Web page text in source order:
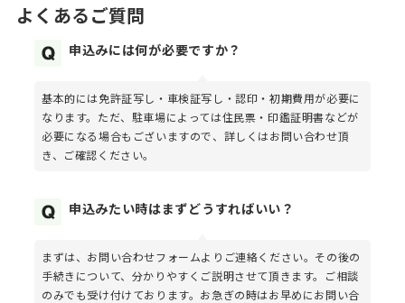
よくあるご質問
申込みには何が必要ですか？
基本的には免許証写し・車検証写し・認印・初期費用が必要に
なります。ただ、駐車場によっては住民票・印鑑証明書などが
必要になる場合もございますので、詳しくはお問い合わせ頂
き、ご確認ください。
申込みたい時はまずどうすればいい？
まずは、お問い合わせフォームよりご連絡ください。その後の
手続きについて、分かりやすくご説明させて頂きます。ご相談
のみでも受け付けております。お急ぎの時はお早めにお問い合